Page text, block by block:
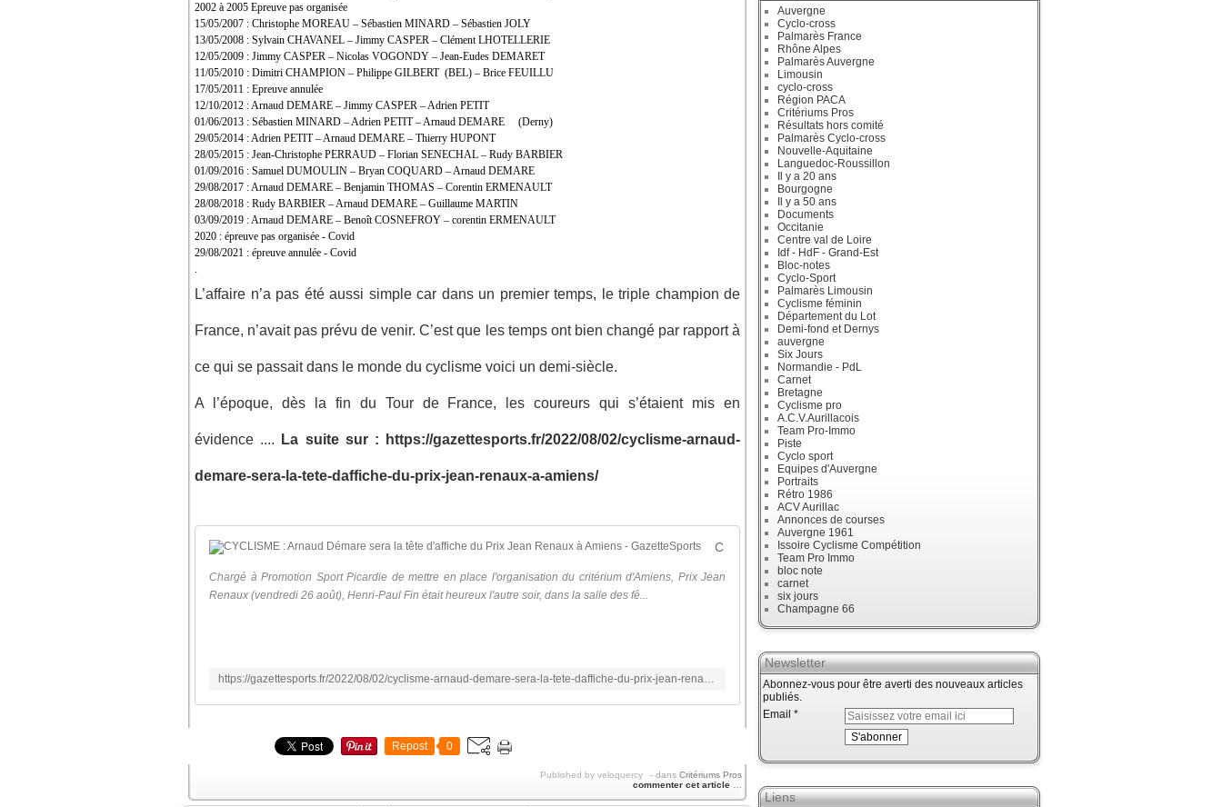
2002 à 2005 Epreuve pas organisée
15/05/2007 : Christophe MOREAU – Sébastien MINARD – Sébastien JOLY
13/05/2008 : Sylvain CHAVANEL – Jimmy CASPER – Clément LHOTELLERIE
12/05/2009 : Jimmy CASPER – Nicolas VOGONDY – Jean-Eudes DEMARET
11/05/2010 : Dimitri CHAMPION – Philippe GILBERT (BEL) – Brice FEUILLU
17/05/2011 : Epreuve annulée
12/10/2012 : Arnaud DEMARE – Jimmy CASPER – Adrien PETIT
01/06/2013 : Sébastien MINARD – Adrien PETIT – Arnaud DEMARE (Derny)
29/05/2014 : Adrien PETIT – Arnaud DEMARE – Thierry HUPONT
28/05/2015 : Jean-Christophe PERRAUD – Florian SENECHAL – Rudy BARBIER
01/09/2016 : Samuel DUMOULIN – Bryan COQUARD – Arnaud DEMARE
29/08/2017 : Arnaud DEMARE – Benjamin THOMAS – Corentin ERMENAULT
28/08/2018 : Rudy BARBIER – Arnaud DEMARE – Guillaume MARTIN
03/09/2019 : Arnaud DEMARE – Benoît COSNEFROY – corentin ERMENAULT
2020 : épreuve pas organisée - Covid
29/08/2021 : épreuve annulée - Covid
.
L’affaire n’a pas été aussi simple car dans un premier temps, le triple champion de
France, n’avait pas prévu de venir. C’est que les temps ont bien changé par rapport à
ce qui se passait dans le monde du cyclisme voici un demi-siècle.
A l’époque, dès la fin du Tour de France, les coureurs qui s’étaient mis en
évidence .... La suite sur : https://gazettesports.fr/2022/08/02/cyclisme-arnaud-
demare-sera-la-tete-daffiche-du-prix-jean-renaux-a-amiens/
Chargé à Promotion Sport Picardie de mettre en place l'organisation du critérium d'Amiens, Prix Jean
Renaux (vendredi 26 août), Henri-Paul Fin était heureux l'autre soir, dans la salle des fê...
https://gazettesports.fr/2022/08/02/cyclisme-arnaud-demare-sera-la-tete-daffiche-du-prix-jean-renaux-a-amiens/
Repost 0
Published by veloquercy - dans Critériums Pros
commenter cet article
Auvergne
Cyclo-cross
Palmarès France
Rhône Alpes
Palmarès Auvergne
Limousin
cyclo-cross
Région PACA
Critériums Pros
Résultats hors comité
Palmarès Cyclo-cross
Nouvelle-Aquitaine
Languedoc-Roussillon
Il y a 20 ans
Bourgogne
Il y a 50 ans
Documents
Occitanie
Centre val de Loire
Idf - HdF - Grand-Est
Bloc-notes
Cyclo-Sport
Palmarès Limousin
Cyclisme féminin
Département du Lot
Demi-fond et Dernys
auvergne
Six Jours
Normandie - PdL
Carnet
Bretagne
Cyclisme pro
A.C.V.Aurillacois
Team Pro-Immo
Piste
Cyclo sport
Equipes d'Auvergne
Portraits
Rétro 1986
ACV Aurillac
Annonces de courses
Auvergne 1961
Issoire Cyclisme Compétition
Team Pro Immo
bloc note
carnet
six jours
Champagne 66
Newsletter
Abonnez-vous pour être averti des nouveaux articles
publiés.
Email
Liens